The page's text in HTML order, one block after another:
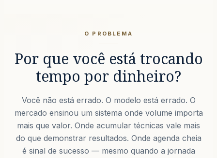
O PROBLEMA
Por que você está trocando
tempo por dinheiro?
Você não está errado. O modelo está errado. O
mercado ensinou um sistema onde volume importa
mais que valor. Onde acumular técnicas vale mais
do que demonstrar resultados. Onde agenda cheia
é sinal de sucesso — mesmo quando a jornada